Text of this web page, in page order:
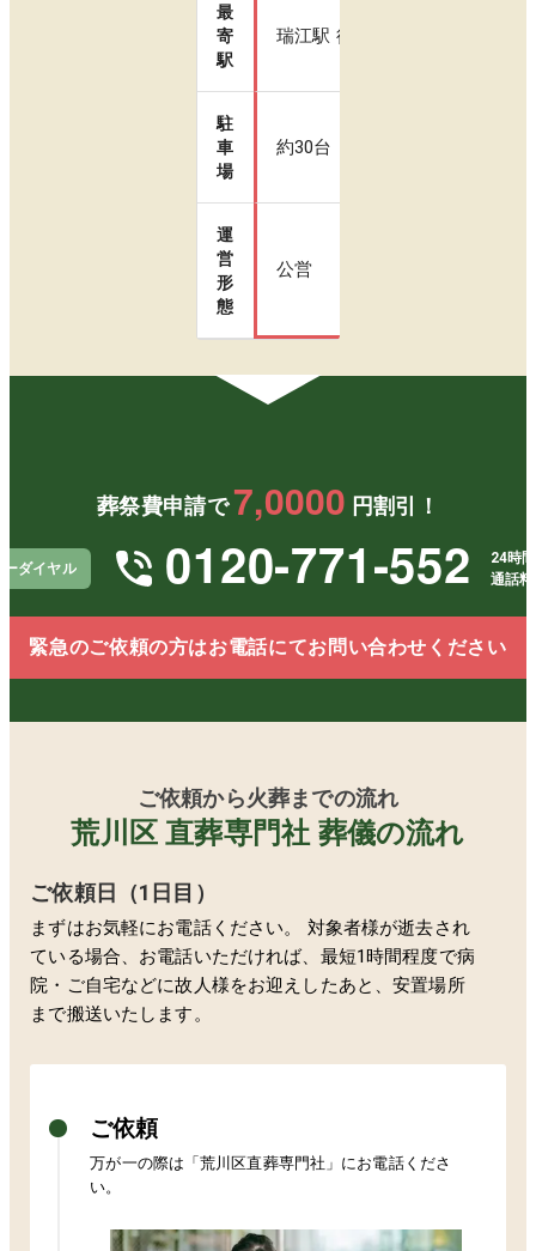
最
寄
駅
瑞江駅 徒歩10分
駐
車
場
約30台
運
営
形
態
公営
葬祭費申請で 7,0000 円割引！
ーダイヤル 0120-771-552
24時
通話
緊急のご依頼の方はお電話にてお問い合わせください
ご依頼から火葬までの流れ
荒川区 直葬専門社 葬儀の流れ
ご依頼日（1日目）
まずはお気軽にお電話ください。 対象者様が逝去され
ている場合、お電話いただければ、最短1時間程度で病
院・ご自宅などに故人様をお迎えしたあと、安置場所
まで搬送いたします。
ご依頼
万が一の際は「荒川区直葬専門社」にお電話くださ
い。